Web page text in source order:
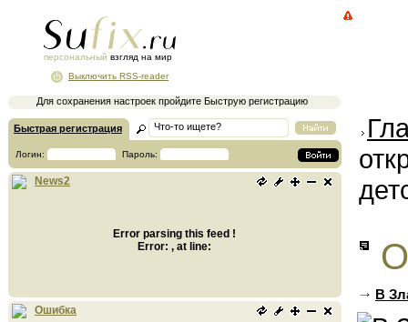
персональный взгляд на мир
Для сохранения настроек пройдите Быструю регистрацию
Выключить RSS-reader
Быстрая регистрация
Логин: Пароль:
News2
Error parsing this feed !
Error: , at line:
Ошибка
В